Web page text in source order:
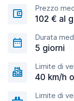
Prezzo
102 € al
Durata
5 giorni
Limite di
40 km/h
Limite di